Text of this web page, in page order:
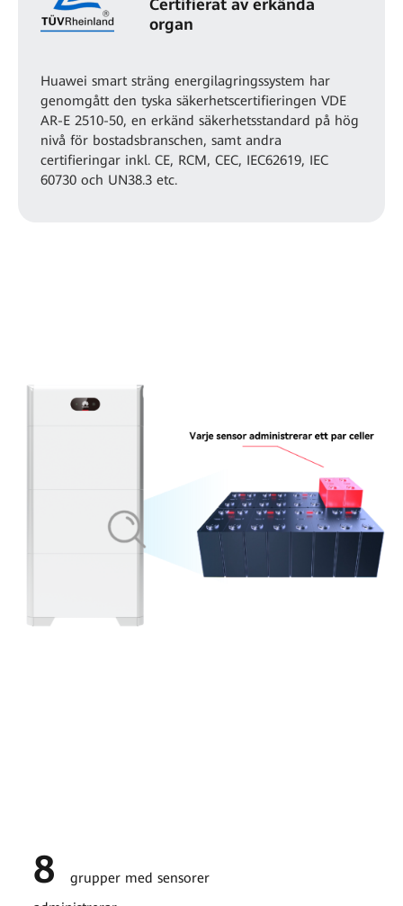
Certifierat av erkända
organ
Huawei smart sträng energilagringssystem har
genomgått den tyska säkerhetscertifieringen VDE
AR-E 2510-50, en erkänd säkerhetsstandard på hög
nivå för bostadsbranschen, samt andra
certifieringar inkl. CE, RCM, CEC, IEC62619, IEC
60730 och UN38.3 etc.
8
grupper med sensorer